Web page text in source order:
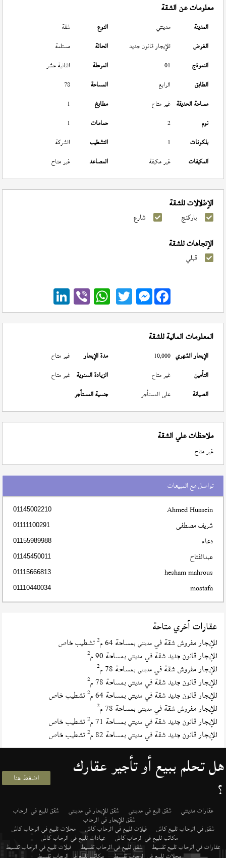
معلومات عن الشقة
المدينة مدينتي النوع
شقة
الغرض
للإيجار قانون جديد الحالة
مستلمة
النموذج
01 المرحلة
الثانية عشر
الطابق
الرابع المساحة
78
مساحة الحديقة غير متاح مطابخ
1
نوم
2 حمامات
1
بلكونات
1 التشطيب
الشركة
المكيفات
غير مكيفة المصاعد غير متاح
الإطلالات للشقة
باركنج شارع
الإتجاهات للشقة
قبلي
Messenger
المعلومات المالية للشقة
الإيجار الشهري 10,000 مدة الإيجار
غير متاح
التأمين
غير متاح الزيادة السنوية غير متاح
الصيانة
على المستأجر جنسية المستأجر
ملاحظات علي الشقة
غير متاح
تواصل مع المبيعات
Ahmed Hussein
01145002210
شريف مصطفى 01111100291
دعاء 01155989988
عبدالفتاح 01145450011
hesham mahrous
01115666813
mostafa
01110440034
عقارات أخري متاحة
للإيجار مفروش شقة فيمدينتي بمساحة 64 م 2تشطيب خاص
للإيجار قانون جديد شقة فيمدينتي بمساحة 90 م 2
للإيجار مفروش شقة فيمدينتي بمساحة 78 م 2
للإيجار قانون جديد شقة فيمدينتي بمساحة 78 م 2
للإيجار قانون جديد شقة فيمدينتي بمساحة 64 م 2تشطيب خاص
للإيجار مفروش شقة فيمدينتي بمساحة 78 م 2
للإيجار قانون جديد شقة فيمدينتي بمساحة 71 م 2تشطيب خاص
للإيجار قانون جديد شقة فيمدينتي بمساحة 82 م 2تشطيب خاص
هل تحلم ببيع أو تأجير عقارك
؟ اضغط هنا
عقارات مدينتي شقق لليع في مدينتى شقق للإيجار في مدينتى شقق للبيع في الرحاب
شقق للإيجار في الرحاب
شقق في الرحاب للبيع كاش فيلات للبيع في الرحاب كاش محلات للبيع في الرحاب كاش
مكاتب للبيع في الرحاب كاش عيادات للبيع في الرحاب كاش
عقارات في الرحاب للبيع تقسيط شقق للبيع في الرحاب تقسيط فيلات للبيع في الرحاب تقسيط